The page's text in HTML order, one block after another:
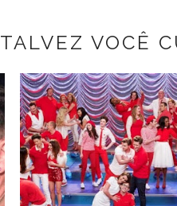
TALVEZ VOCÊ